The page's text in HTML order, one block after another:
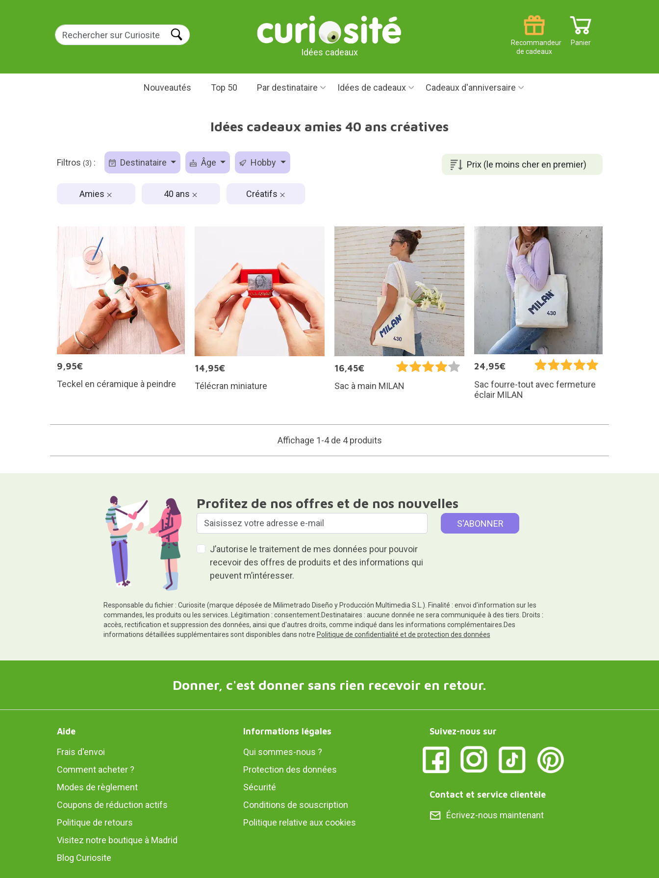
Idées cadeaux
Panier
Recommandeur
de cadeaux
Nouveautés Top 50 Par destinataire Idées de cadeaux Cadeaux d'anniversaire
Idées cadeaux amies 40 ans créatives
Prix (le moins cher en premier)
Filtros (3) : Destinataire Âge Hobby
Amies 40 ans Créatifs
9,95€
Teckel en céramique à peindre
14,95€
Télécran miniature
16,45€
Sac à main MILAN
24,95€
Sac fourre-tout avec fermeture
éclair MILAN
Affichage 1-4 de 4 produits
Profitez de nos offres et de nos nouvelles
J’autorise le traitement de mes données pour pouvoir
recevoir des offres de produits et des informations qui
peuvent m’intéresser.
Responsable du fichier : Curiosite (marque déposée de Milimetrado Diseño y Producción Multimedia S.L.). Finalité : envoi d'information sur les
commandes, les produits ou les services. Légitimation : consentement.Destinataires : aucune donnée ne sera communiquée à des tiers. Droits :
accès, rectification et suppression des données, ainsi que d'autres droits, comme indiqué dans les informations complémentaires.Des
informations détaillées supplémentaires sont disponibles dans notre Politique de confidentialité et de protection des données
Donner, c'est donner sans rien recevoir en retour.
Aide
Frais d'envoi
Comment acheter ?
Modes de règlement
Coupons de réduction actifs
Politique de retours
Visitez notre boutique à Madrid
Blog Curiosite
Informations légales
Qui sommes-nous ?
Protection des données
Sécurité
Conditions de souscription
Politique relative aux cookies
Suivez-nous sur
Contact et service clientèle
Écrivez-nous maintenant